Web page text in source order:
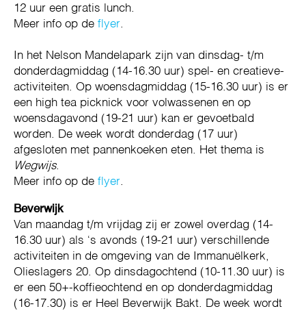
12 uur een gratis lunch.
Meer info op de flyer.
In het Nelson Mandelapark zijn van dinsdag- t/m
donderdagmiddag (14-16.30 uur) spel- en creatieve-
activiteiten. Op woensdagmiddag (15-16.30 uur) is er
een high tea picknick voor volwassenen en op
woensdagavond (19-21 uur) kan er gevoetbald
worden. De week wordt donderdag (17 uur)
afgesloten met pannenkoeken eten. Het thema is
Wegwijs.
Meer info op de flyer.
Beverwijk
Van maandag t/m vrijdag zij er zowel overdag (14-
16.30 uur) als ‘s avonds (19-21 uur) verschillende
activiteiten in de omgeving van de Immanuëlkerk,
Olieslagers 20. Op dinsdagochtend (10-11.30 uur) is
er een 50+-koffieochtend en op donderdagmiddag
(16-17.30) is er Heel Beverwijk Bakt. De week wordt